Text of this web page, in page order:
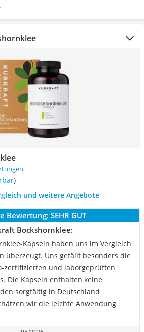
)
und weitere Angebote
Bewertung: SEHR GUT
Bockshornklee:
Kapseln haben uns im Vergleich
überzeugt. Uns gefällt besonders die
zertifizierten und laborgeprüften
Die Kapseln enthalten keine
sorgfältig in Deutschland
wir die leichte Anwendung